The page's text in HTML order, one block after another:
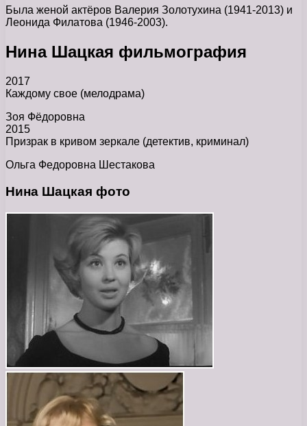
Была женой актёров Валерия Золотухина (1941-2013) и
Леонида Филатова (1946-2003).
Нина Шацкая фильмография
2017
Каждому свое (мелодрама)
Зоя Фёдоровна
2015
Призрак в кривом зеркале (детектив, криминал)
Ольга Федоровна Шестакова
Нина Шацкая фото